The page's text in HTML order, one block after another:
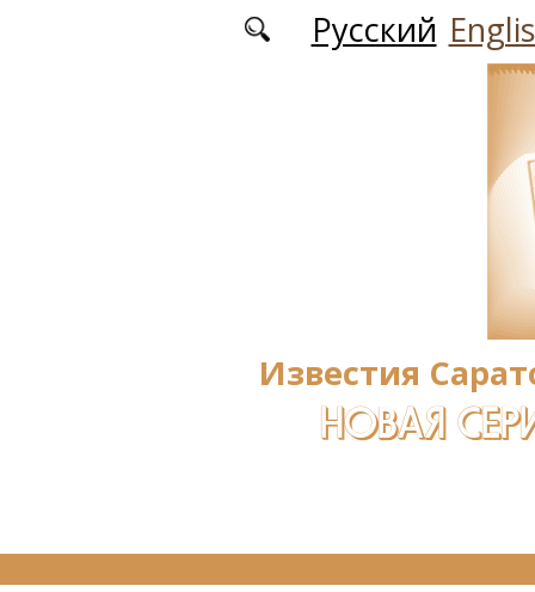
Перейти к основному содержаниюРусский
Известия
НОВАЯ